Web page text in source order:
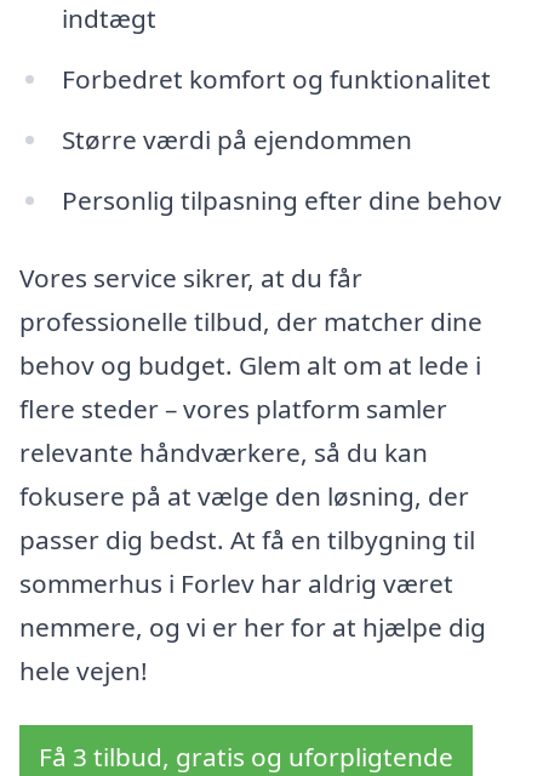
indtægt
Forbedret komfort og funktionalitet
Større værdi på ejendommen
Personlig tilpasning efter dine behov
Vores service sikrer, at du får
professionelle tilbud, der matcher dine
behov og budget. Glem alt om at lede i
flere steder – vores platform samler
relevante håndværkere, så du kan
fokusere på at vælge den løsning, der
passer dig bedst. At få en tilbygning til
sommerhus i Forlev har aldrig været
nemmere, og vi er her for at hjælpe dig
hele vejen!
Få 3 tilbud, gratis og uforpligtende